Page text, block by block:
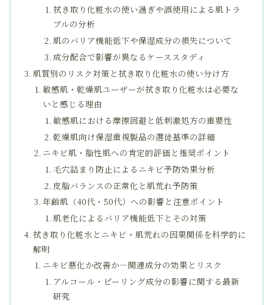
拭き取り化粧水の使い過ぎや誤使用による肌トラ
ブルの分析
肌のバリア機能低下や保湿成分の損失について
成分配合で影響が異なるケーススタディ
肌質別のリスク対策と拭き取り化粧水の使い分け方
敏感肌・乾燥肌ユーザーが拭き取り化粧水は必要な
いと感じる理由
敏感肌における摩擦回避と低刺激処方の重要性
乾燥肌向け保湿重視製品の選徒基準の詳細
ニキビ肌・脂性肌への肯定的評価と推奨ポイント
毛穴詰まり防止によるニキビ予防効果分析
皮脂バランスの正常化と肌荒れ予防策
年齢肌（40代・50代）への影響と注意ポイント
肌老化によるバリア機能低下とその対策
拭き取り化粧水とニキビ・肌荒れの因果関係を科学的に
解明
ニキビ悪化か改善か―関連成分の効果とリスク
アルコール・ピーリング成分の影響に関する最新
研究